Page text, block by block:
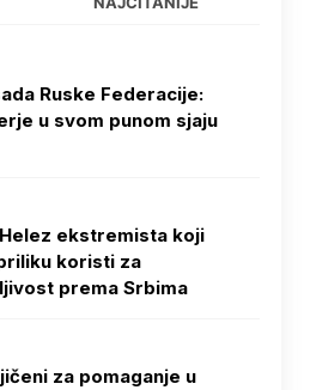
Ruske Federacije:
u svom punom sjaju
ekstremista koji
koristi za
prema Srbima
za pomaganje u